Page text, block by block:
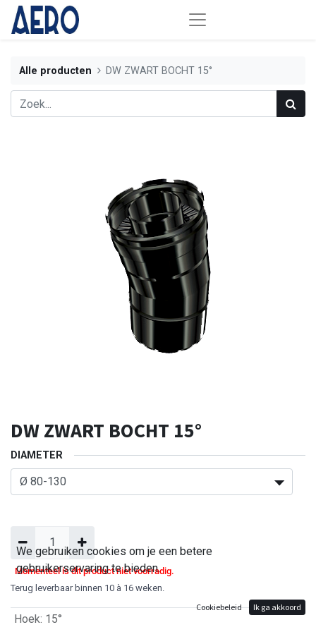
Alle producten DW ZWART BOCHT 15°
DW ZWART BOCHT 15°
DIAMETER
Momenteel is dit product niet voorradig.
Terug leverbaar binnen 10 à 16 weken.
Hoek: 15°
We gebruiken cookies om je een betere
gebruikerservaring te bieden.
Cookiebeleid Ik ga akkoord